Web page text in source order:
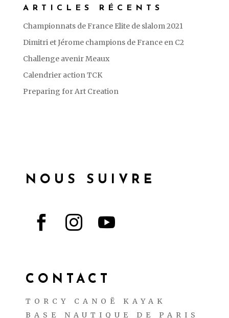
ARTICLES RÉCENTS
Championnats de France Elite de slalom 2021
Dimitri et Jérome champions de France en C2
Challenge avenir Meaux
Calendrier action TCK
Preparing for Art Creation
NOUS SUIVRE
  
CONTACT
TORCY CANOË KAYAK
BASE NAUTIQUE DE PARIS